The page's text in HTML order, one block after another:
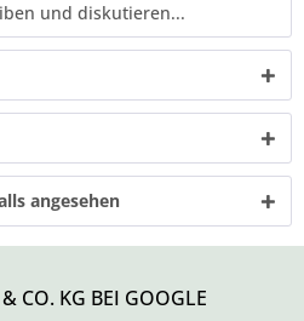
und diskutieren...
angesehen
CO. KG BEI GOOGLE